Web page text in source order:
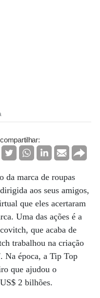
da marca de roupas
aos seus amigos,
que eles acertaram
Uma das ações é a
que acaba de
trabalhou na criação
Na época, a Tip Top
que ajudou o
2 bilhões.